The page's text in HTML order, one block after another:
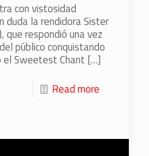
con vistosidad
duda la rendidora Sister
que respondió una vez
público conquistando
Sweetest Chant […]
Read more